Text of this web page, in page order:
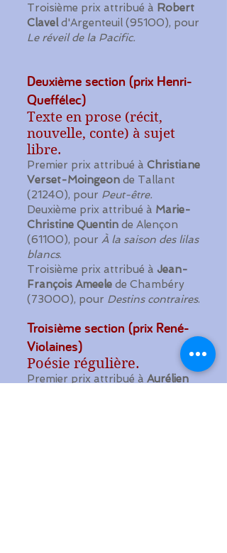
Troisième prix attribué à Robert
Claveld'Argenteuil (95100), pour
Le réveil de la Pacific.
Deuxième section (prix Henri-
Queffélec)
Texte en prose (récit,
nouvelle, conte) à sujet
libre.
Premier prix attribué à Christiane
Verset-Moingeon de Tallant
(21240), pour Peut-être.
Deuxième prix attribué à Marie-
Christine Quentin de Alençon
(61100), pour À la saison des lilas
blancs.
Troisième prix attribué à Jean-
François Ameele de Chambéry
(73000), pour Destins contraires.
Troisième section (prix René-
Violaines)
Poésie régulière.
Premier prix attribué à Aurélien